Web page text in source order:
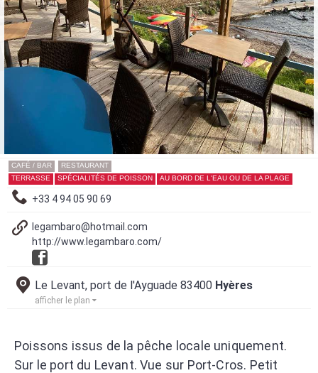
CAFÉ / BAR
RESTAURANT
TERRASSE
SPÉCIALITÉS DE POISSON AU BORD DE L'EAU OU DE LA PLAGE
+33 4 94 05 90 69
legambaro@hotmail.com
http://www.legambaro.com/
Le Levant, port de l'Ayguade 83400 Hyères
afficher le plan
Poissons issus de la pêche locale uniquement.
Sur le port du Levant. Vue sur Port-Cros. Petit